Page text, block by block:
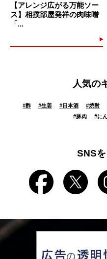
【アレンジ広がる万能ソー
ス】相撲部屋発祥の肉味噌
「...
人気の
#酢 #生姜 #日本酒 #焼酎
#豚肉 #に
SNS